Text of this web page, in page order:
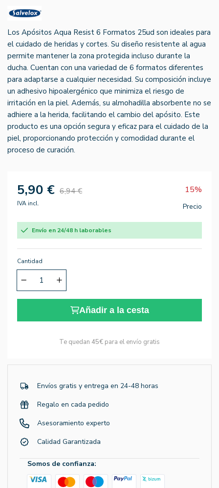
Los Apósitos Aqua Resist 6 Formatos 25ud son ideales para
el cuidado de heridas y cortes. Su diseño resistente al agua
permite mantener la zona protegida incluso durante la
ducha. Cuentan con una variedad de 6 formatos diferentes
para adaptarse a cualquier necesidad. Su composición incluye
un adhesivo hipoalergénico que minimiza el riesgo de
irritación en la piel. Además, su almohadilla absorbente no se
adhiere a la herida, facilitando el cambio del apósito. Este
producto es una opción segura y eficaz para el cuidado de la
piel, proporcionando protección y comodidad durante el
proceso de curación.
5,90 € 6,94 € 15%
IVA incl. Precio
Envío en 24/48 h laborables
Cantidad
Añadir a la cesta
Te quedan 45€ para el envío gratis
Envíos gratis y entrega en 24-48 horas
Regalo en cada pedido
Asesoramiento experto
Calidad Garantizada
Somos de confianza: